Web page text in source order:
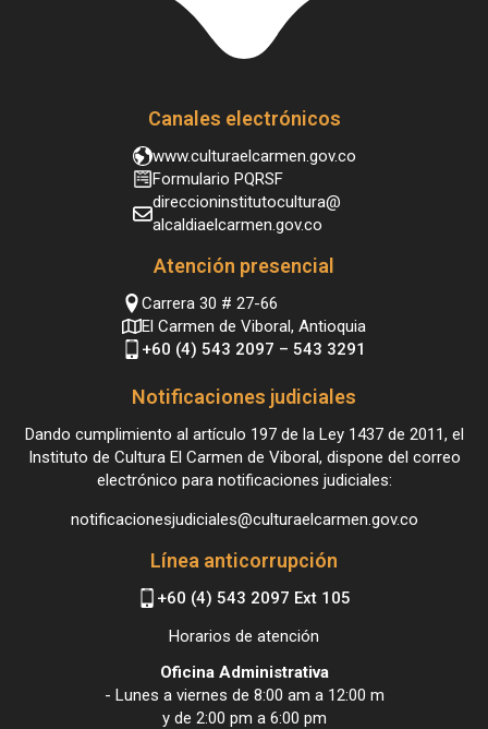
Canales electrónicos
www.culturaelcarmen.gov.co
Formulario PQRSF
direccioninstitutocultura@
alcaldiaelcarmen.gov.co
Atención presencial
Carrera 30 # 27-66
El Carmen de Viboral, Antioquia
+60 (4) 543 2097 – 543 3291
Notificaciones judiciales
Dando cumplimiento al artículo 197 de la Ley 1437 de 2011, el
Instituto de Cultura El Carmen de Viboral, dispone del correo
electrónico para notificaciones judiciales:
notificacionesjudiciales@culturaelcarmen.gov.co
Línea anticorrupción
+60 (4) 543 2097 Ext 105
Horarios de atención
Oficina Administrativa
- Lunes a viernes de 8:00 am a 12:00 m
y de 2:00 pm a 6:00 pm